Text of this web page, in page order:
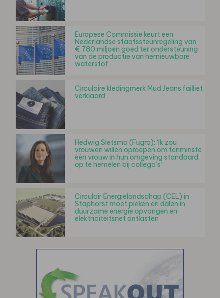
Europese Commissie keurt een
Nederlandse staatssteunregeling van
€ 780 miljoen goed ter ondersteuning
van de productie van hernieuwbare
waterstof
Circulaire kledingmerk Mud Jeans failliet
verklaard
Hedwig Sietsma (Fugro): ‘Ik zou
vrouwen willen oproepen om tenminste
één vrouw in hun omgeving standaard
op te hemelen bij collega’s’
Circulair Energielandschap (CEL) in
Staphorst moet pieken en dalen in
duurzame energie opvangen en
elektriciteitsnet ontlasten